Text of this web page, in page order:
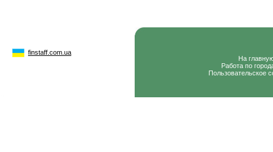
finstaff.com.ua
На
Работа по
Пользовательское